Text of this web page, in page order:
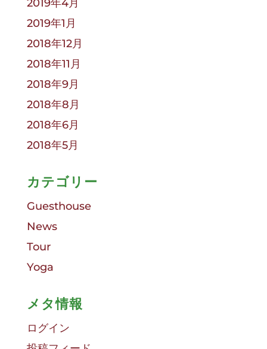
2019年4月
2019年1月
2018年12月
2018年11月
2018年9月
2018年8月
2018年6月
2018年5月
カテゴリー
Guesthouse
News
Tour
Yoga
メタ情報
ログイン